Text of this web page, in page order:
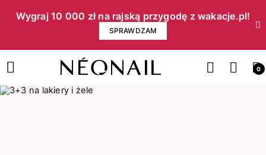
Wygraj 10 000 zł na rajską przygodę z wakacje.pl!​
SPRAWDZAM
0